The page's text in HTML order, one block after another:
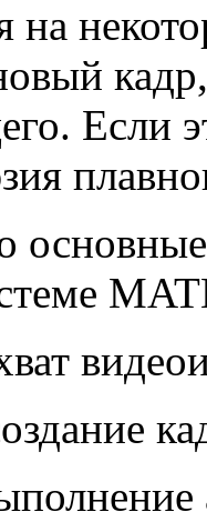
на
Если